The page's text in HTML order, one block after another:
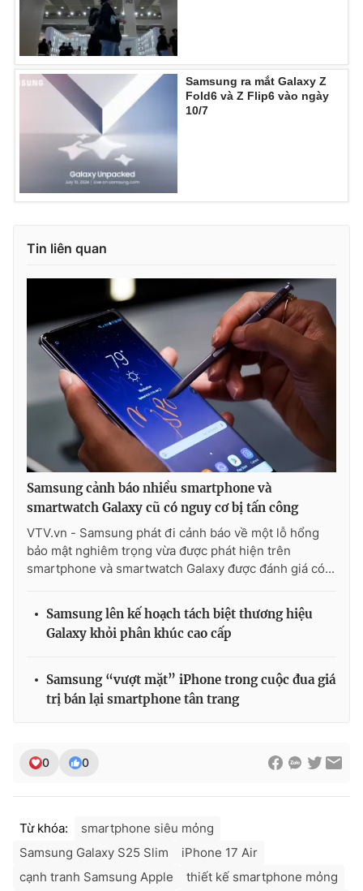
Ðiện thoại Thời báo VTV:024.66 897 897
Email:toasoan@vtv.vn
Liên hệ quảng cáo:024-7300.7108
® Cấm sao chép dưới mọi hình thức nếu không có sự chấp
thuận bằng văn bản. Ghi rõ nguồn VTV.vn khi phát hành lại
thông tin từ website này.
Samsung ra mắt Galaxy Z
Fold6 và Z Flip6 vào ngày
10/7
Tin liên quan
Samsung cảnh báo nhiều smartphone và
smartwatch Galaxy cũ có nguy cơ bị tấn công
VTV.vn - Samsung phát đi cảnh báo về một lỗ hổng
bảo mật nghiêm trọng vừa được phát hiện trên
smartphone và smartwatch Galaxy được đánh giá có...
Samsung lên kế hoạch tách biệt thương hiệu
Galaxy khỏi phân khúc cao cấp
Samsung “vượt mặt” iPhone trong cuộc đua giá
trị bán lại smartphone tân trang
0 0
Từ khóa:
smartphone siêu mỏng
Samsung Galaxy S25 Slim
iPhone 17 Air
cạnh tranh Samsung Apple
thiết kế smartphone mỏng